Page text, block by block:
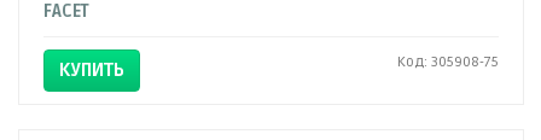
FACET
КУПИТЬ Код: 305908-75